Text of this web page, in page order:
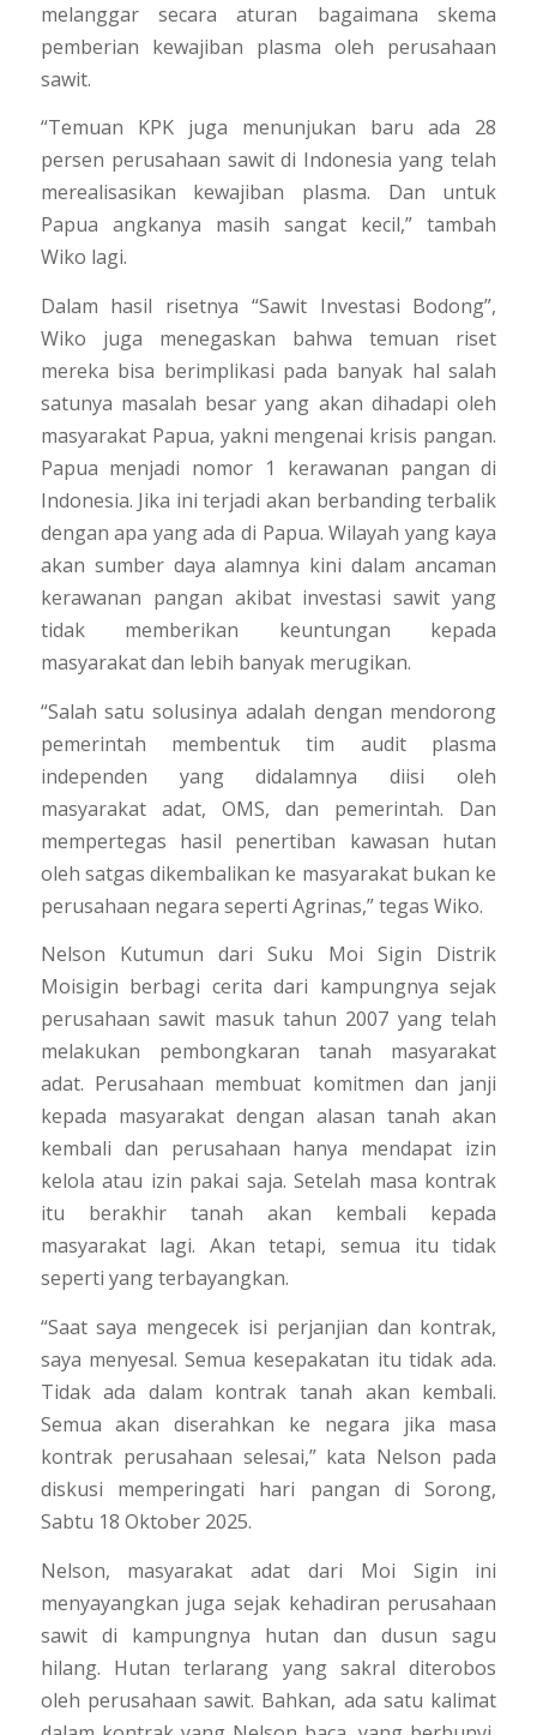
melanggar secara aturan bagaimana skema
pemberian kewajiban plasma oleh perusahaan
sawit.
“Temuan KPK juga menunjukan baru ada 28
persen perusahaan sawit di Indonesia yang telah
merealisasikan kewajiban plasma. Dan untuk
Papua angkanya masih sangat kecil,” tambah
Wiko lagi.
Dalam hasil risetnya “Sawit Investasi Bodong”,
Wiko juga menegaskan bahwa temuan riset
mereka bisa berimplikasi pada banyak hal salah
satunya masalah besar yang akan dihadapi oleh
masyarakat Papua, yakni mengenai krisis pangan.
Papua menjadi nomor 1 kerawanan pangan di
Indonesia. Jika ini terjadi akan berbanding terbalik
dengan apa yang ada di Papua. Wilayah yang kaya
akan sumber daya alamnya kini dalam ancaman
kerawanan pangan akibat investasi sawit yang
tidak memberikan keuntungan kepada
masyarakat dan lebih banyak merugikan.
“Salah satu solusinya adalah dengan mendorong
pemerintah membentuk tim audit plasma
independen yang didalamnya diisi oleh
masyarakat adat, OMS, dan pemerintah. Dan
mempertegas hasil penertiban kawasan hutan
oleh satgas dikembalikan ke masyarakat bukan ke
perusahaan negara seperti Agrinas,”tegas Wiko.
Nelson Kutumun dari Suku Moi Sigin Distrik
Moisigin berbagi cerita dari kampungnya sejak
perusahaan sawit masuk tahun 2007 yang telah
melakukan pembongkaran tanah masyarakat
adat. Perusahaan membuat komitmen dan janji
kepada masyarakat dengan alasan tanah akan
kembali dan perusahaan hanya mendapat izin
kelola atau izin pakai saja. Setelah masa kontrak
itu berakhir tanah akan kembali kepada
masyarakat lagi. Akan tetapi, semua itu tidak
seperti yang terbayangkan.
“Saat saya mengecek isi perjanjian dan kontrak,
saya menyesal. Semua kesepakatan itu tidak ada.
Tidak ada dalam kontrak tanah akan kembali.
Semua akan diserahkan ke negara jika masa
kontrak perusahaan selesai,”kata Nelson pada
diskusi memperingati hari pangan di Sorong,
Sabtu 18 Oktober 2025.
Nelson, masyarakat adat dari Moi Sigin ini
menyayangkan juga sejak kehadiran perusahaan
sawit di kampungnya hutan dan dusun sagu
hilang. Hutan terlarang yang sakral diterobos
oleh perusahaan sawit. Bahkan, ada satu kalimat